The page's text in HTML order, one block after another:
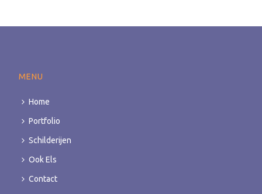
MENU
Home
Portfolio
Schilderijen
Ook Els
Contact